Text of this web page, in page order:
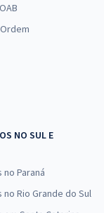
NO SUL E
Paraná
no Rio Grande do Sul